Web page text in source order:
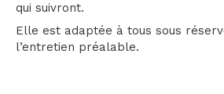
qui suivront.
Elle est adaptée à tous sous
l’entretien préalable.